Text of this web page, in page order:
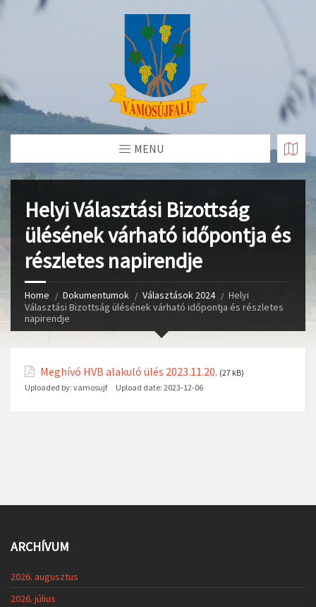
Skip
MENU
Helyi Választási Bizottság
ülésének várható időpontja és
részletes napirendje
Home Dokumentumok Választások 2024
Helyi
Választási Bizottság ülésének várható időpontja és részletes
napirendje
Meghívó HVB alakuló ülés 2023.11.20. (27 kB)
Uploaded by: vamosujf Upload date: 2023-12-06
ARCHÍVUM
2026. augusztus
2026. július